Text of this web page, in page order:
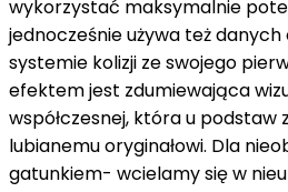
wykorzystać maksymalnie
jednocześnie używa też
systemie kolizji ze swojego
efektem jest zdumiewająca
współczesnej, która u podstaw
lubianemu oryginałowi. Dla
gatunkiem- wcielamy się w